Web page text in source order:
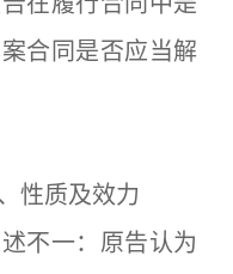
合同是否应当解
质及效力
不一：原告认为